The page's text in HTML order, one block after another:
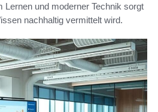
Lernen und moderner Technik sorgt
nachhaltig vermittelt wird.